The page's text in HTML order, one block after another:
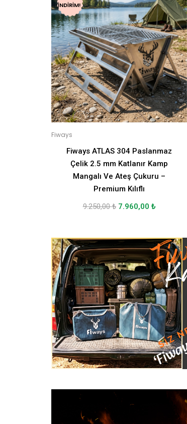
İNDIRIM!
Fiways
Fiways ATLAS 304 Paslanmaz
Çelik 2.5 mm Katlanır Kamp
Mangalı Ve Ateş Çukuru –
Premium Kılıflı
9.250,00₺ 7.960,00 ₺